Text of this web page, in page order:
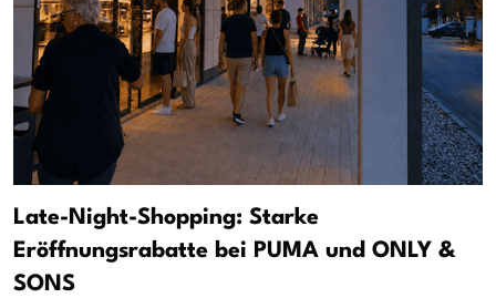
Late-Night-Shopping: Starke
Eröffnungsrabatte bei PUMA und ONLY &
SONS